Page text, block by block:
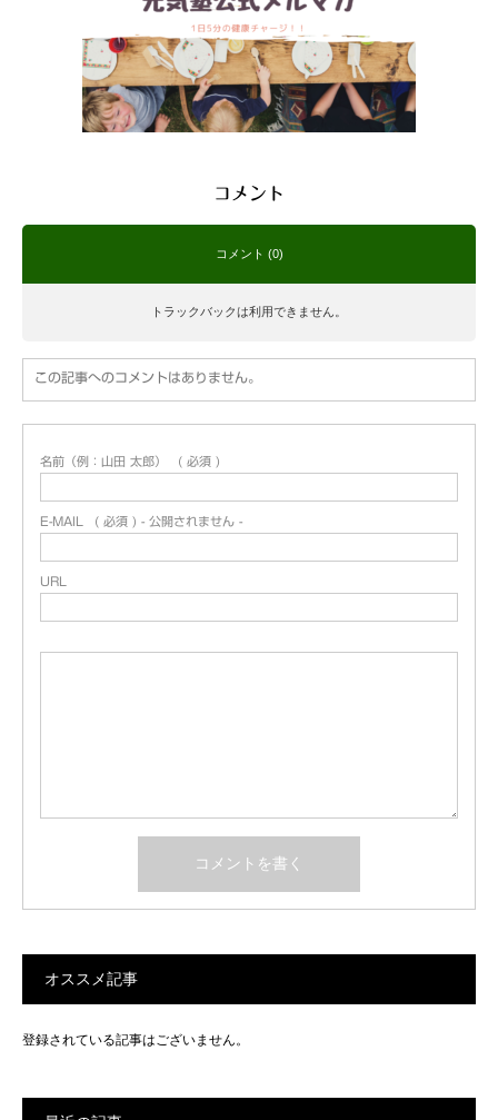
コメント
コメント (0)
トラックバックは利用できません。
この記事へのコメントはありません。
名前（例：山田 太郎） ( 必須 )
E-MAIL ( 必須 ) - 公開されません -
URL
オススメ記事
登録されている記事はございません。